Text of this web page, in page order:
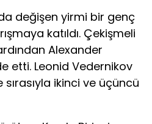
değişen yirmi bir genç
katıldı. Çekişmeli
Alexander
etti. Leonid Vedernikov
ikinci ve üçüncü